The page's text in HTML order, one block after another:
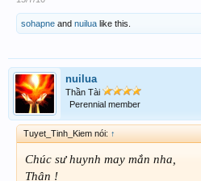
sohapne and nuilua like this.
nuilua
Thần Tài
Perennial member
Tuyet_Tinh_Kiem nói: ↑
Chúc sư huynh may mắn nha,
Thân !